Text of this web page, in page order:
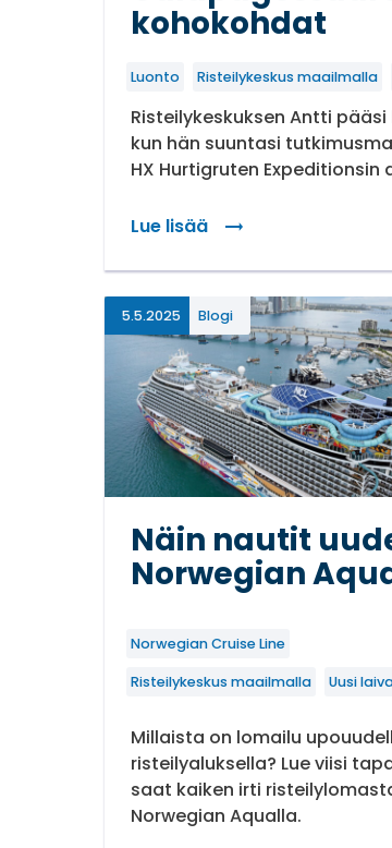
kohokohdat
Luonto Risteilykeskus maailmalla
Risteilykeskuksen Antti
kun hän suuntasi
HX Hurtigruten Expeditionsin
Lue lisää
: Galápagossaaret – Antin
5.5.2025 Blogi
Näin nautit
Norwegian
Norwegian Cruise Line
Risteilykeskus maailmalla Uusi
Millaista on lomailu
risteilyaluksella? Lue viisi
saat kaiken irti
Norwegian Aqualla.